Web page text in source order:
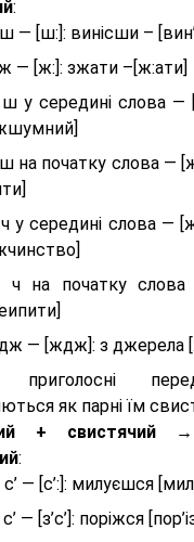
:
— [ш:]: винісши –
— [ж:]: зжати –[ж:ати]
у середині слова
на початку слова
у середині слова —
на початку
— [ждж]: з джерела
приголосні
як парні їм
+ свистячий
:
— [с’:]: милуєшся
— [з’с’]: поріжся